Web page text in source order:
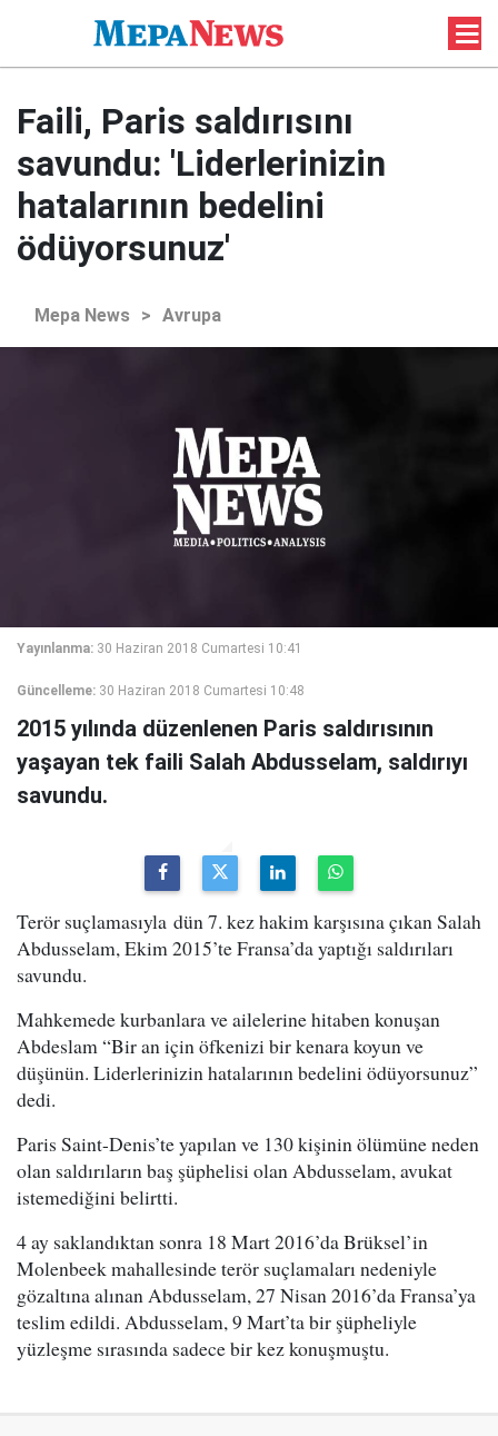
Faili, Paris saldırısını
savundu: 'Liderlerinizin
hatalarının bedelini
ödüyorsunuz'
Mepa News > Avrupa
Yayınlanma: 30 Haziran 2018 Cumartesi 10:41
Güncelleme: 30 Haziran 2018 Cumartesi 10:48
2015 yılında düzenlenen Paris saldırısının
yaşayan tek faili Salah Abdusselam, saldırıyı
savundu.
Terör suçlamasıyla dün 7. kez hakim karşısına çıkan Salah
Abdusselam, Ekim 2015’te Fransa’da yaptığı saldırıları
savundu.
Mahkemede kurbanlara ve ailelerine hitaben konuşan
Abdeslam “Bir an için öfkenizi bir kenara koyun ve
düşünün. Liderlerinizin hatalarının bedelini ödüyorsunuz”
dedi.
Paris Saint-Denis’te yapılan ve 130 kişinin ölümüne neden
olan saldırıların baş şüphelisi olan Abdusselam, avukat
istemediğini belirtti.
4 ay saklandıktan sonra 18 Mart 2016’da Brüksel’in
Molenbeek mahallesinde terör suçlamaları nedeniyle
gözaltına alınan Abdusselam, 27 Nisan 2016’da Fransa’ya
teslim edildi. Abdusselam, 9 Mart’ta bir şüpheliyle
yüzleşme sırasında sadece bir kez konuşmuştu.